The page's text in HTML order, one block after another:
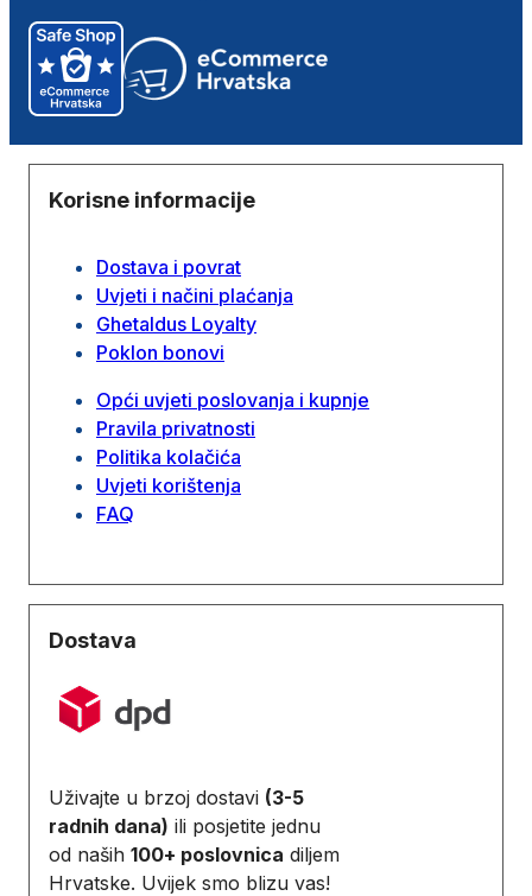
Korisne informacije
Dostava i povrat
Uvjeti i načini plaćanja
Ghetaldus Loyalty
Poklon bonovi
Opći uvjeti poslovanja i kupnje
Pravila privatnosti
Politika kolačića
Uvjeti korištenja
FAQ
Dostava
Uživajte u brzoj dostavi (3-5
radnih dana) ili posjetite jednu
od naših 100+ poslovnica diljem
Hrvatske. Uvijek smo blizu vas!